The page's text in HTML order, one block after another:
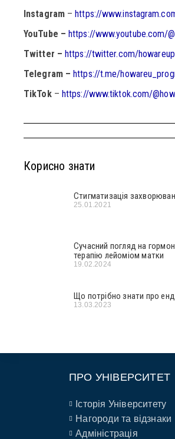
Instagram –https://
YouTube – https://www.youtube.com/
Twitter – https://twitter.com/
Telegram –https://t.me/
TikTok – https://www.tiktok.com/
Корисно знати
Стигматизація
25.01.2021
Сучасний погляд на
терапію лейоміом матки
19.02.2024
Що потрібно знати про
13.03.2023
ПРО УНІВЕРСИТЕТ
Історія Університету
Нагороди та відзнаки
Адміністрація